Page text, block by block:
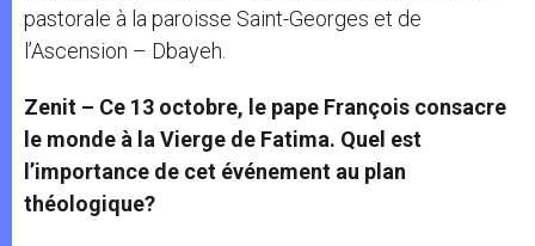
pastorale à la paroisse Saint-Georges et de
l’Ascension – Dbayeh.
Zenit – Ce 13 octobre, le pape François consacre
le monde à la Vierge de Fatima. Quel est
l’importance de cet événement au plan
théologique?